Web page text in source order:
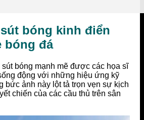
bóng kinh điển
bóng đá
bóng mạnh mẽ được các họa sĩ
động với những hiệu ứng kỹ
bức ảnh này lột tả trọn vẹn sự kịch
chiến của các cầu thủ trên sân